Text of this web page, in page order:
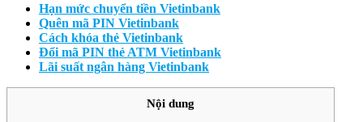
Hạn mức chuyển tiền Vietinbank
Quên mã PIN Vietinbank
Cách khóa thẻ Vietinbank
Đổi mã PIN thẻ ATM Vietinbank
Lãi suất ngân hàng Vietinbank
Nội dung